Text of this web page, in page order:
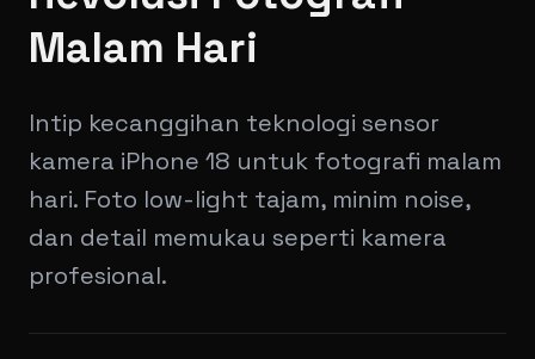
Malam Hari
Intip kecanggihan teknologi sensor
kamera iPhone 18 untuk fotografi malam
hari. Foto low-light tajam, minim noise,
dan detail memukau seperti kamera
profesional.